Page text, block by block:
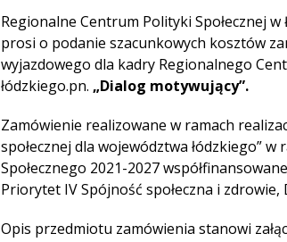
Regionalne Centrum Polityki Społecznej
prosi o podanie szacunkowych kosztów
wyjazdowego dla kadry Regionalnego
łódzkiego.pn. „Dialog motywujący”.
Zamówienie realizowane w ramach
społecznej dla województwa łódzkiego”
Społecznego 2021-2027
Priorytet IV Spójność społeczna i zdrowie,
Opis przedmiotu zamówienia stanowi